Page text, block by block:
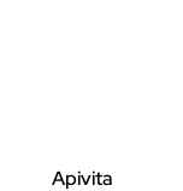
Apivita